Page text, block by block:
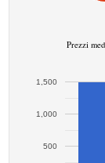
Prezzi
500
1,000
1,500